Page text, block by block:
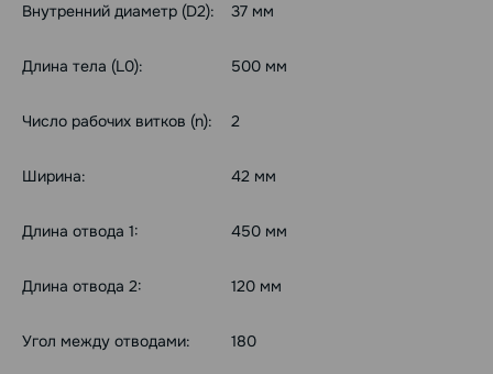
Внутренний диаметр (D2): 37 мм
Длина тела (L0): 500 мм
Число рабочих витков (n): 2
Ширина: 42 мм
Длина отвода 1: 450 мм
Длина отвода 2: 120 мм
Угол между отводами: 180